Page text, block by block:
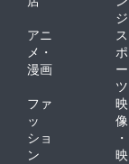
ジ
アニ
メ・
漫画
ス
ポ
ー
ツ
ファ
ッ
ショ
ン
映
像
・
映